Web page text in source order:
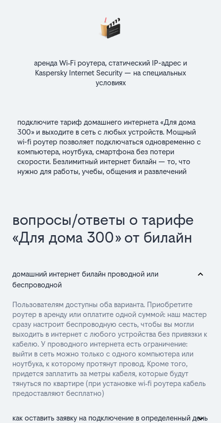
аренда Wi‑Fi роутера, статический IP-адрес и
Kaspersky Internet Security — на специальных
условиях
подключите тариф домашнего интернета «Для дома
300» и выходите в сеть с любых устройств. Мощный
wi-fi роутер позволяет подключаться одновременно с
компьютера, ноутбука, смартфона без потери
скорости. Безлимитный интернет билайн — то, что
нужно для работы, учебы, общения и развлечений
вопросы/ответы о тарифе
«Для дома 300» от билайн
домашний интернет билайн проводной или
беспроводной
Пользователям доступны оба варианта. Приобретите
роутер в аренду или оплатите одной суммой: наш мастер
сразу настроит беспроводную сесть, чтобы вы могли
выходить в интернет с любого устройства без привязки к
кабелю. У проводного интернета есть ограничение:
выйти в сеть можно только с одного компьютера или
ноутбука, к которому протянут провод. Кроме того,
придется заплатить за метры кабеля, которые будут
тянуться по квартире (при установке wi‑fi роутера кабель
предоставляют бесплатно)
как оставить заявку на подключение в определенный день